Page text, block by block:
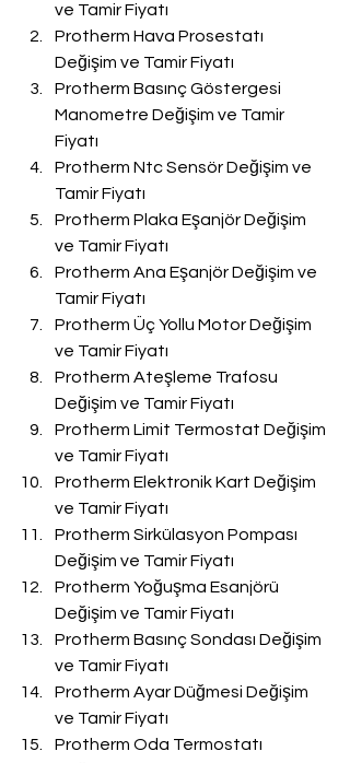
ve Tamir Fiyatı
Protherm Hava Prosestatı
Değişim ve Tamir Fiyatı
Protherm Basınç Göstergesi
Manometre Değişim ve Tamir
Fiyatı
Protherm Ntc Sensör Değişim ve
Tamir Fiyatı
Protherm Plaka Eşanjör Değişim
ve Tamir Fiyatı
Protherm Ana Eşanjör Değişim ve
Tamir Fiyatı
Protherm Üç Yollu Motor Değişim
ve Tamir Fiyatı
Protherm Ateşleme Trafosu
Değişim ve Tamir Fiyatı
Protherm Limit Termostat Değişim
ve Tamir Fiyatı
Protherm Elektronik Kart Değişim
ve Tamir Fiyatı
Protherm Sirkülasyon Pompası
Değişim ve Tamir Fiyatı
Protherm Yoğuşma Esanjörü
Değişim ve Tamir Fiyatı
Protherm Basınç Sondası Değişim
ve Tamir Fiyatı
Protherm Ayar Düğmesi Değişim
ve Tamir Fiyatı
Protherm Oda Termostatı